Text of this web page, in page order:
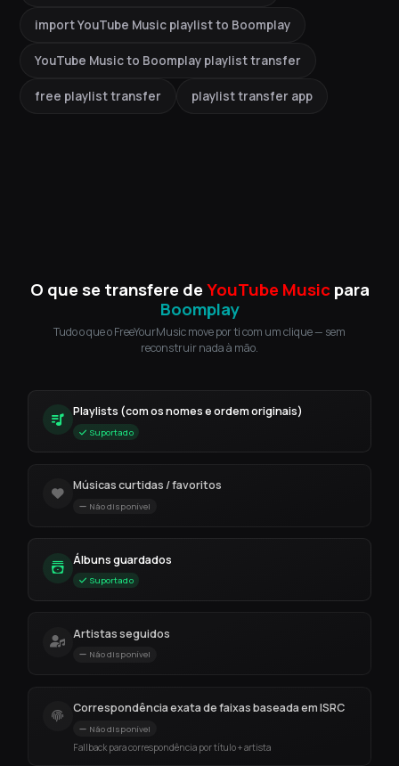
import YouTube Music playlist to Boomplay
YouTube Music to Boomplay playlist transfer
free playlist transfer playlist transfer app
O que se transfere deYouTube Musicpara
Boomplay
Tudo o que o FreeYourMusic move por ti com um clique — sem
reconstruir nada à mão.
Playlists (com os nomes e ordem originais)
Suportado
Músicas curtidas / favoritos
Não disponível
Álbuns guardados
Suportado
Artistas seguidos
Não disponível
Correspondência exata de faixas baseada em ISRC
Não disponível
Fallback para correspondência por título + artista